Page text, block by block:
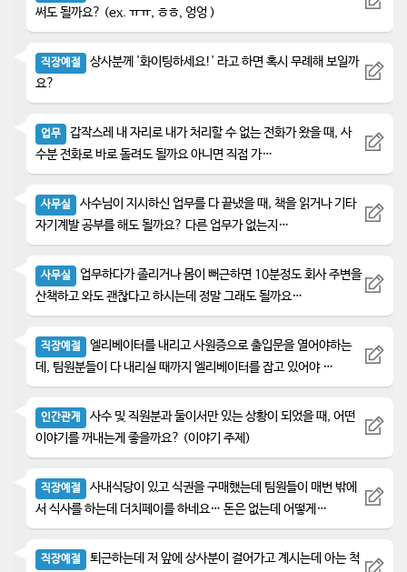
써도 될까요? (ex. ㅠㅠ, ㅎㅎ, 엉엉 )
직장예절
상사분께 '화이팅하세요!' 라고 하면 혹시 무례해 보일까
요?
업무
갑작스레 내 자리로 내가 처리할 수 없는 전화가 왔을 때, 사
수분 전화로 바로 돌려도 될까요 아니면 직접 가…
사무실
사수님이 지시하신 업무를 다 끝냈을 때, 책을 읽거나 기타
자기계발 공부를 해도 될까요? 다른 업무가 없는지…
사무실
업무하다가 졸리거나 몸이 뻐근하면 10분정도 회사 주변을
산책하고 와도 괜찮다고 하시는데 정말 그래도 될까요…
직장예절
엘리베이터를 내리고 사원증으로 출입문을 열어야하는
데, 팀원분들이 다 내리실 때까지 엘리베이터를 잡고 있어야 …
인간관게
사수 및 직원분과 둘이서만 있는 상황이 되었을 때, 어떤
이야기를 꺼내는게 좋을까요? (이야기 주제)
직장예절
사내식당이 있고 식권을 구매했는데 팀원들이 매번 밖에
서 식사를 하는데 더치페이를 하네요… 돈은 없는데 어떻게…
직장예절
퇴근하는데 저 앞에 상사분이 걸어가고 계시는데 아는 척